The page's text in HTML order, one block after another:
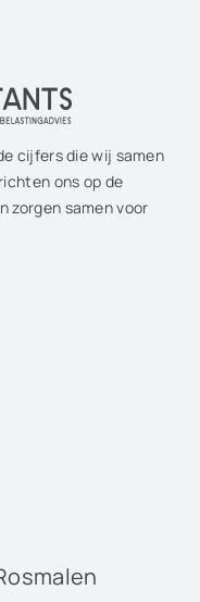
cijfers die wij samen
ons op de
zorgen samen voor